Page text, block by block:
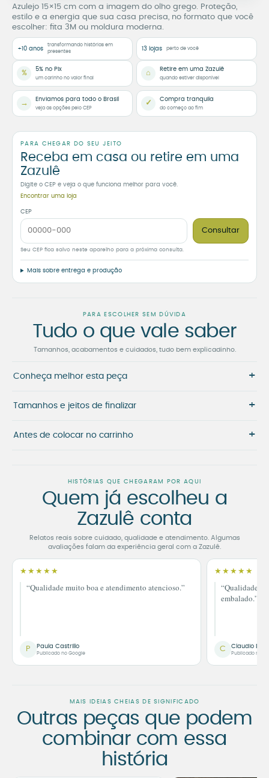
Azulejo 15×15 cm com a imagem do olho grego. Proteção,
estilo e a energia que sua casa precisa, no formato que você
escolher: fita 3M ou moldura moderna.
+10 anos
transformando histórias em
presentes
13 lojas perto de você
% 5% no Pix
um carinho no valor final
⌂ Retire em uma Zazulê
quando estiver disponível
→ Enviamos para todo o Brasil
veja as opções pelo CEP
✓ Compra tranquila
do começo ao fim
PARA CHEGAR DO SEU JEITO
Receba em casa ou retire em uma
Zazulê
Digite o CEP e veja o que funciona melhor para você.
Encontrar uma loja
CEP
Consultar
Seu CEP fica salvo neste aparelho para a próxima consulta.
Mais sobre entrega e produção
PARA ESCOLHER SEM DÚVIDA
Tudo o que vale saber
Tamanhos, acabamentos e cuidados, tudo bem explicadinho.
Conheça melhor esta peça +
Tamanhos e jeitos de finalizar +
Antes de colocar no carrinho +
HISTÓRIAS QUE CHEGARAM POR AQUI
Quem já escolheu a
Zazulê conta
Relatos reais sobre cuidado, qualidade e atendimento. Algumas
avaliações falam da experiência geral com a Zazulê.
★★★★★
“Qualidade muito boa e atendimento atencioso.”
P Paula Castrillo
Publicado no Google
★★★★★
“Qualidade
embalado.”
C Claudio
Publicado no
MAIS IDEIAS CHEIAS DE SIGNIFICADO
Outras peças que podem
combinar com essa
história